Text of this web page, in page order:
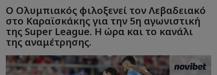
Ο Ολυμπιακός φιλοξενεί τον Λεβαδειακό
στο Καραϊσκάκης για την 5η αγωνιστική
της Super League. Η ώρα και το κανάλι
της αναμέτρησης.